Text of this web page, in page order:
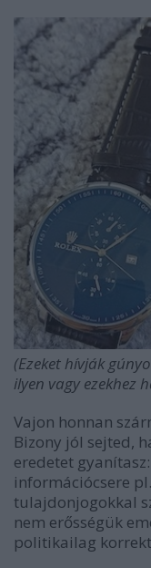
(Ezeket hívják
ilyen vagy ezekhez
Vajon honnan
Bizony jól sejted,
eredetet
információcsere
tulajdonjogokkal
nem erősségük
politikailag